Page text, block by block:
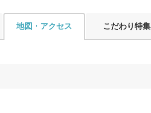
地図・アクセス こだわり特集